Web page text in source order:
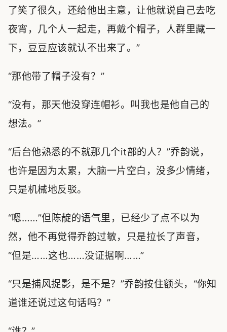
了笑了很久，还给他出主意，让他就说自己去吃
夜宵，几个人一起走，再戴个帽子，人群里藏一
下，豆豆应该就认不出来了。”
“那他带了帽子没有？”
“没有，那天他没穿连帽衫。叫我也是他自己的
想法。”
“后台他熟悉的不就那几个it部的人？”乔韵说，
也许是因为太累，大脑一片空白，没多少情绪，
只是机械地反驳。
“嗯……”但陈靛的语气里，已经少了点不以为
然，他不再觉得乔韵过敏，只是拉长了声音，
“但是……这也……没证据啊……”
“只是捕风捉影，是不是？”乔韵按住额头，“你知
道谁还说过这句话吗？”